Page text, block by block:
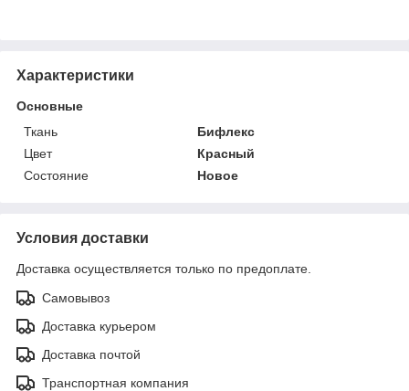
Характеристики
Основные
Ткань
Бифлекс
Цвет
Красный
Состояние
Новое
Условия доставки
Доставка осуществляется только по предоплате.
Самовывоз
Доставка курьером
Доставка почтой
Транспортная компания